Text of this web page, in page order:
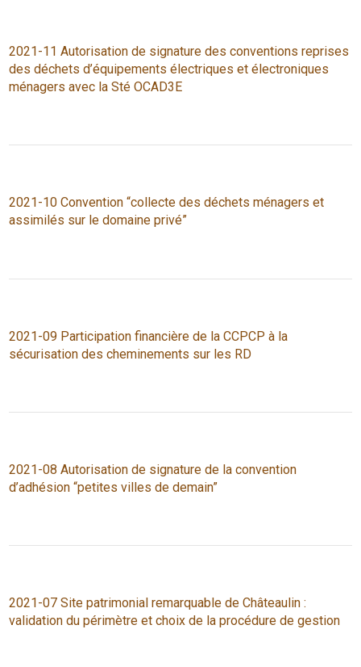
2021-11 Autorisation de signature des conventions reprises
des déchets d’équipements électriques et électroniques
ménagers avec la Sté OCAD3E
2021-10 Convention “collecte des déchets ménagers et
assimilés sur le domaine privé”
2021-09 Participation financière de la CCPCP à la
sécurisation des cheminements sur les RD
2021-08 Autorisation de signature de la convention
d’adhésion “petites villes de demain”
2021-07 Site patrimonial remarquable de Châteaulin :
validation du périmètre et choix de la procédure de gestion